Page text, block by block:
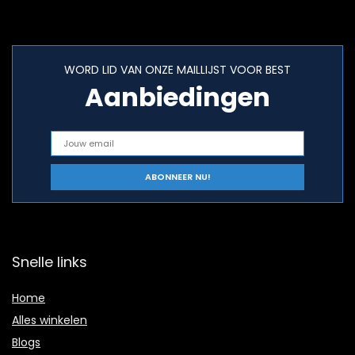
WORD LID VAN ONZE MAILLIJST VOOR BEST
Aanbiedingen
Snelle links
Home
Alles winkelen
Blogs